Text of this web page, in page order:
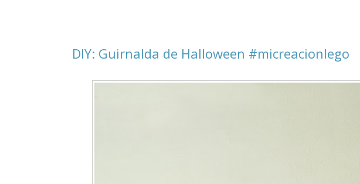
DIY: Guirnalda de Halloween #micreacionlego